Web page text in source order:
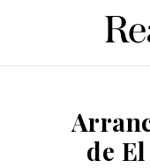
de